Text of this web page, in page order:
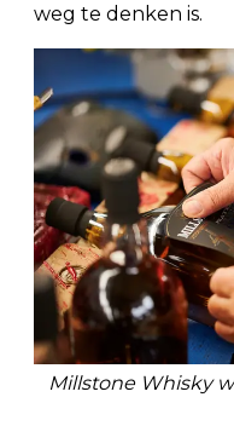
weg te denken is.
Millstone Whisky